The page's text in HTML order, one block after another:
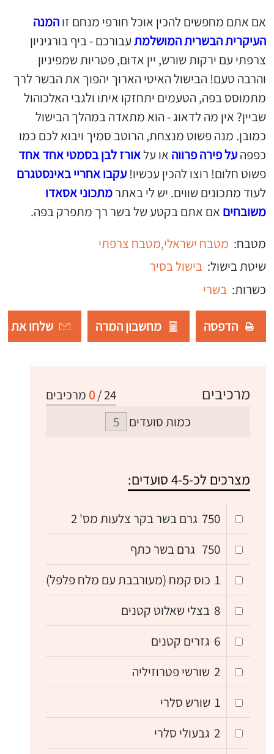
אם אתם מחפשים להכין אוכל חורפי מנחם זוהמנה
העיקרית הבשרית המושלמתעבורכם - ביף בורגיניון
צרפתי עם ירקות שורש, יין אדום, פטריות שמפיניון
והרבה טעם! הבישול האיטי הארוך יהפוך את הבשר לרך
מתמוסס בפה, הטעמים יתחזקו איתו ולגבי האלכוהול
שביין? אין מה לדאוג - הוא מתאדה במהלך הבישול
כמובן. מנה פשוט מנצחת, הרוטב סמיך ויבוא לכם כמו
כפפהעל פירה פרווה או עלאורז לבן בסמטי אחד אחד
פשוט חלום! רוצו להכין עכשיו! עקבו אחריי באינסטגרם
לעוד מתכונים שווים. יש לי באתרמתכוני אסאדו
משובחים אם אתם בקטע של בשר רך מתפרק בפה.
מטבח: מטבח ישראלי,מטבח צרפתי
שיטת בישול: בישול בסיר
כשרות: בשרי
הדפסה מחשבון המרה שלחו את
24
/
0 מרכיבים מרכיבים
כמות סועדים
מצרכים לכ-4-5 סועדים:
750 גרם בשר בקר צלעות מס' 2
750 גרם בשר כתף
1 כוס קמח (מעורבבת עם מלח פלפל)
8 בצלי שאלוט קטנים
6 גזרים קטנים
2 שורשי פטרוזיליה
1 שורש סלרי
2 גבעולי סלרי